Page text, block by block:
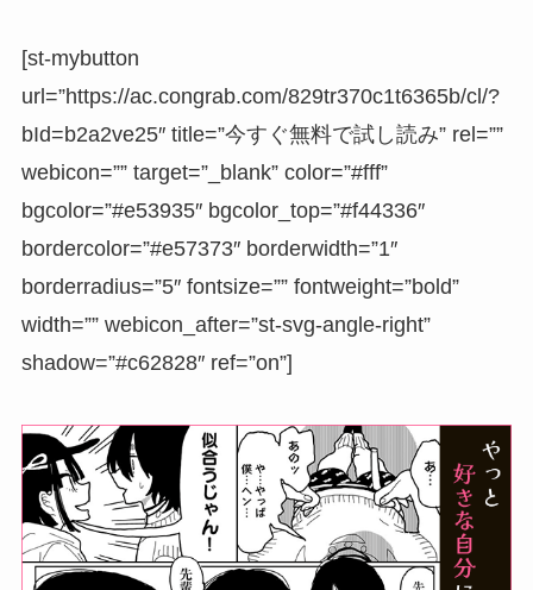
[st-mybutton
url=”https://ac.congrab.com/829tr370c1t6365b/cl/?
bId=b2a2ve25″ title=”今すぐ無料で試し読み” rel=””
webicon=”” target=”_blank” color=”#fff”
bgcolor=”#e53935″ bgcolor_top=”#f44336″
bordercolor=”#e57373″ borderwidth=”1″
borderradius=”5″ fontsize=”” fontweight=”bold”
width=”” webicon_after=”st-svg-angle-right”
shadow=”#c62828″ ref=”on”]